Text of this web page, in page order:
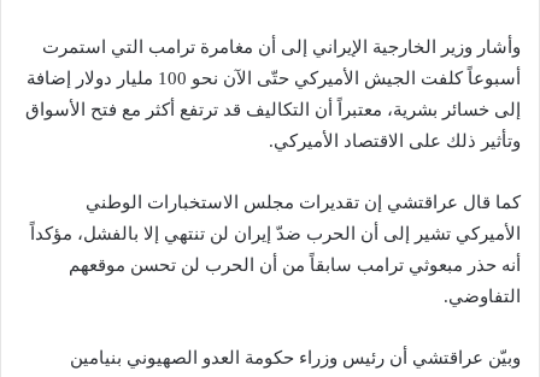
وأشار وزير الخارجية الإيراني إلى أن مغامرة ترامب التي استمرت
أسبوعاً كلفت الجيش الأميركي حتّى الآن نحو 100 مليار دولار إضافة
إلى خسائر بشرية، معتبراً أن التكاليف قد ترتفع أكثر مع فتح الأسواق
وتأثير ذلك على الاقتصاد الأميركي.
كما قال عراقتشي إن تقديرات مجلس الاستخبارات الوطني
الأميركي تشير إلى أن الحرب ضدّ إيران لن تنتهي إلا بالفشل، مؤكداً
أنه حذر مبعوثي ترامب سابقاً من أن الحرب لن تحسن موقعهم
التفاوضي.
وبيّن عراقتشي أن رئيس وزراء حكومة العدو الصهيوني بنيامين